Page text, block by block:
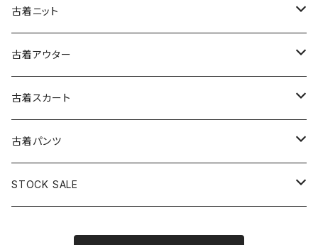
古着ノースリーブワンピース
古着キャミソールワンピース
古着ベアトップワンピース
古着オールインワン
古着オーバーオール
古着半袖シャツ・ブラウス
古着ノースリーブシャツ・ブラウス
古着スウェット&パーカー
古着スウェット
古着パーカー
古着プルオーバー
古着長袖プルオーバー
古着半袖プルオーバー
古着Ｔシャツ
古着長袖Ｔシャツ
古着半袖Ｔシャツ
古着ベスト
古着キャミソール
古着ニット
古着セーター
古着カーディガン
古着半袖ニット
古着ニットアウター
古着アウター
古着ライトジャケット
古着ライトコート
古着ヘビージャケット
古着スカート
古着ロング丈スカート (丈76cm-)
古着膝丈スカート (丈56-75cm)
古着パンツ
古着ロング丈パンツ
STOCK SALE